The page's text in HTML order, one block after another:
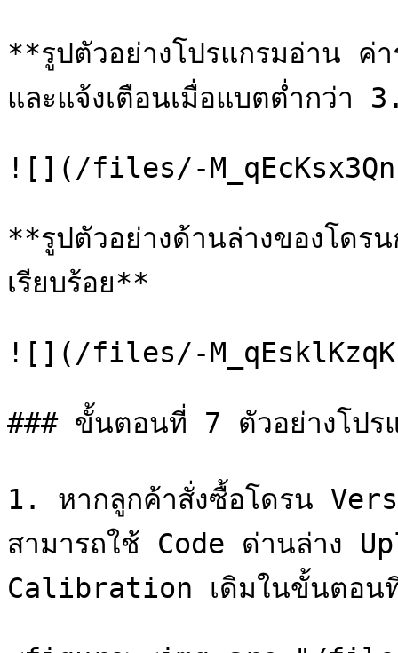
**รูปตัวอย่างโปรแกรมอ่าน ค่
และแจ้งเตือนเมื่อแบตต่ำกว่า
![](/files/-
**รูปตัวอย่างด้านล่างของโดร
เรียบร้อย**
![](/files/-
### ขั้นตอนที่ 7 ตัวอย่างโป
1. หากลูกค้าสั่งซื้อโดรน
สามารถใช้ Code ด่านล่าง
Calibration เดิมในขั้นตอนที่